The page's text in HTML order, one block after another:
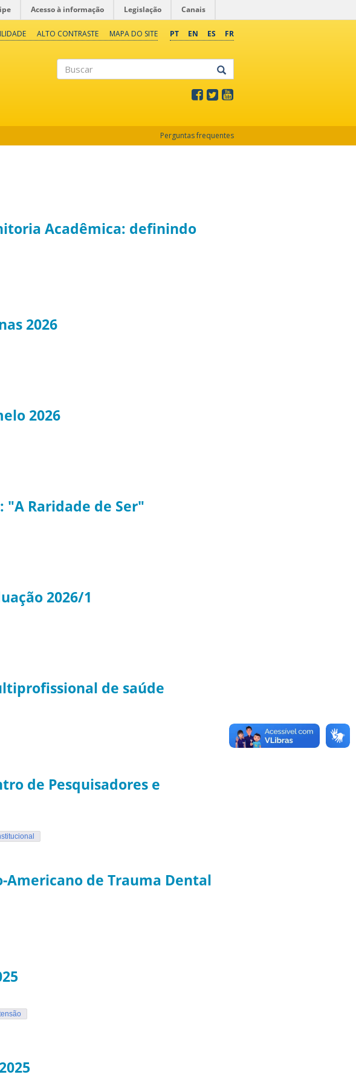
Acesso à informação Legislação Canais
PT EN ES FR
ALTO CONTRASTE MAPA DO SITE
Perguntas frequentes
Acadêmica: definindo
2026
2026
Raridade de Ser"
2026/1
de saúde
de Pesquisadores e
Americano de Trauma Dental